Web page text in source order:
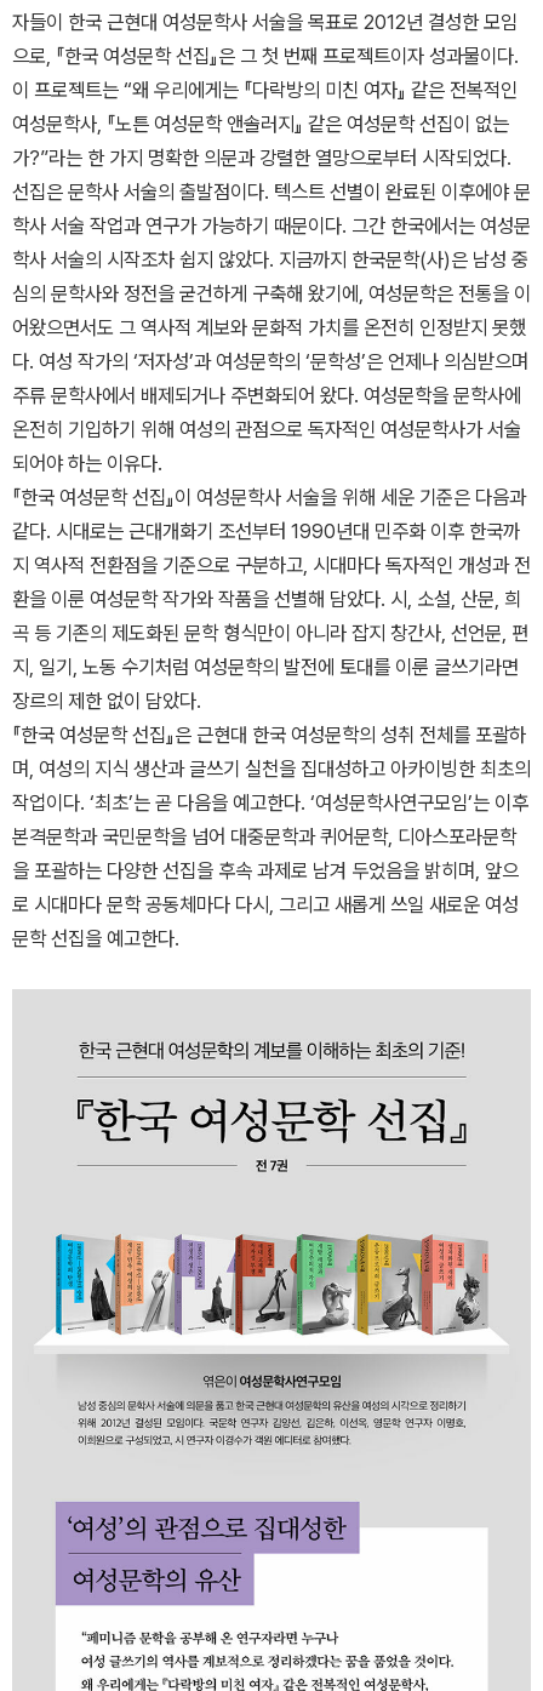
자들이 한국 근현대 여성문학사 서술을 목표로 2012년 결성한 모임
으로, 『한국 여성문학 선집』은 그 첫 번째 프로젝트이자 성과물이다.
이 프로젝트는 “왜 우리에게는 『다락방의 미친 여자』 같은 전복적인
여성문학사, 『노튼 여성문학 앤솔러지』 같은 여성문학 선집이 없는
가?”라는 한 가지 명확한 의문과 강렬한 열망으로부터 시작되었다.
선집은 문학사 서술의 출발점이다. 텍스트 선별이 완료된 이후에야 문
학사 서술 작업과 연구가 가능하기 때문이다. 그간 한국에서는 여성문
학사 서술의 시작조차 쉽지 않았다. 지금까지 한국문학(사)은 남성 중
심의 문학사와 정전을 굳건하게 구축해 왔기에, 여성문학은 전통을 이
어왔으면서도 그 역사적 계보와 문화적 가치를 온전히 인정받지 못했
다. 여성 작가의 ‘저자성’과 여성문학의 ‘문학성’은 언제나 의심받으며
주류 문학사에서 배제되거나 주변화되어 왔다. 여성문학을 문학사에
온전히 기입하기 위해 여성의 관점으로 독자적인 여성문학사가 서술
되어야 하는 이유다.
『한국 여성문학 선집』이 여성문학사 서술을 위해 세운 기준은 다음과
같다. 시대로는 근대개화기 조선부터 1990년대 민주화 이후 한국까
지 역사적 전환점을 기준으로 구분하고, 시대마다 독자적인 개성과 전
환을 이룬 여성문학 작가와 작품을 선별해 담았다. 시, 소설, 산문, 희
곡 등 기존의 제도화된 문학 형식만이 아니라 잡지 창간사, 선언문, 편
지, 일기, 노동 수기처럼 여성문학의 발전에 토대를 이룬 글쓰기라면
장르의 제한 없이 담았다.
『한국 여성문학 선집』은 근현대 한국 여성문학의 성취 전체를 포괄하
며, 여성의 지식 생산과 글쓰기 실천을 집대성하고 아카이빙한 최초의
작업이다. ‘최초’는 곧 다음을 예고한다. ‘여성문학사연구모임’는 이후
본격문학과 국민문학을 넘어 대중문학과 퀴어문학, 디아스포라문학
을 포괄하는 다양한 선집을 후속 과제로 남겨 두었음을 밝히며, 앞으
로 시대마다 문학 공동체마다 다시, 그리고 새롭게 쓰일 새로운 여성
문학 선집을 예고한다.